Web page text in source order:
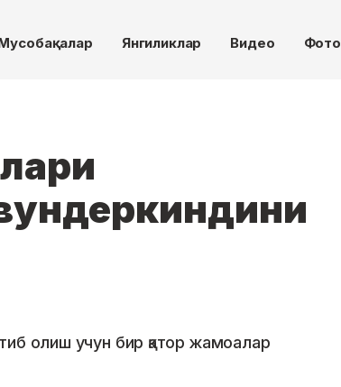
Янгиликлар Видео Фото
олиш учун бир қатор жамоалар